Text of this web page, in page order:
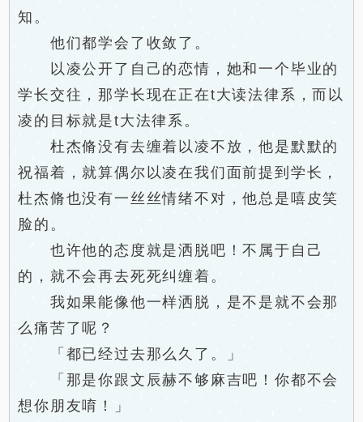
知。
他们都学会了收敛了。
以凌公开了自己的恋情，她和一个毕业的
学长交往，那学长现在正在t大读法律系，而以
凌的目标就是t大法律系。
杜杰脩没有去缠着以凌不放，他是默默的
祝福着，就算偶尔以凌在我们面前提到学长，
杜杰脩也没有一丝丝情绪不对，他总是嘻皮笑
脸的。
也许他的态度就是洒脱吧！不属于自己
的，就不会再去死死纠缠着。
我如果能像他一样洒脱，是不是就不会那
么痛苦了呢？
「都已经过去那么久了。」
「那是你跟文辰赫不够麻吉吧！你都不会
想你朋友唷！」